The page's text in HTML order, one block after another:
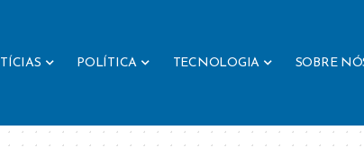
POLÍTICA TECNOLOGIA SOBRE